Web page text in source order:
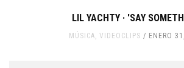
LIL YACHTY · 'SAY
MÚSICA VIDEOCLIPS ENERO